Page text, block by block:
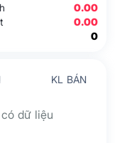
0.00
0.00
0
KL BÁN
dữ liệu